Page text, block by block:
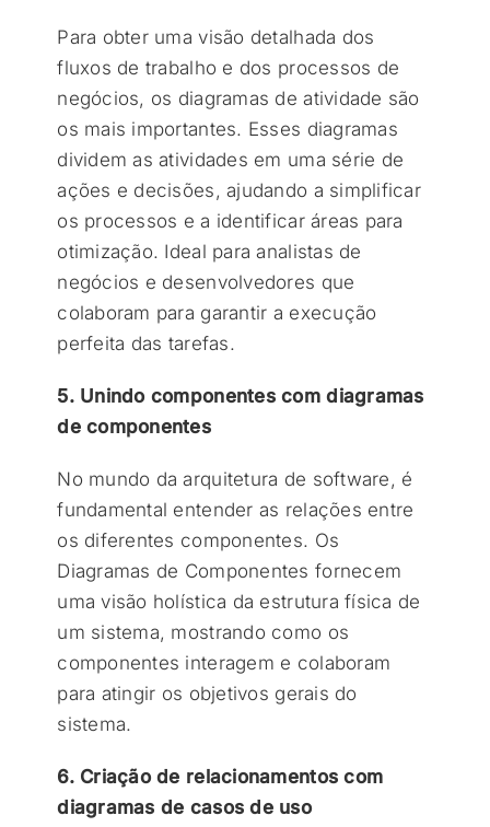
Para obter uma visão detalhada dos
fluxos de trabalho e dos processos de
negócios, os diagramas de atividade são
os mais importantes. Esses diagramas
dividem as atividades em uma série de
ações e decisões, ajudando a simplificar
os processos e a identificar áreas para
otimização. Ideal para analistas de
negócios e desenvolvedores que
colaboram para garantir a execução
perfeita das tarefas.
5. Unindo componentes com diagramas
de componentes
No mundo da arquitetura de software, é
fundamental entender as relações entre
os diferentes componentes. Os
Diagramas de Componentes fornecem
uma visão holística da estrutura física de
um sistema, mostrando como os
componentes interagem e colaboram
para atingir os objetivos gerais do
sistema.
6. Criação de relacionamentos com
diagramas de casos de uso